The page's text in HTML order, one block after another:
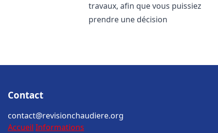
travaux, afin que vous puissiez
prendre une décision
Contact
contact@revisionchaudiere.org
Accueil Informations